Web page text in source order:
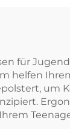
für
helfen
um